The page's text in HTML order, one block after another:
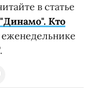
в статье
Кто
еженедельнике